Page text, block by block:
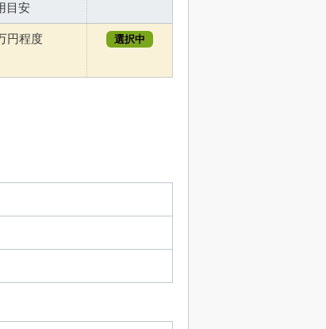
目安
円程度 選択中